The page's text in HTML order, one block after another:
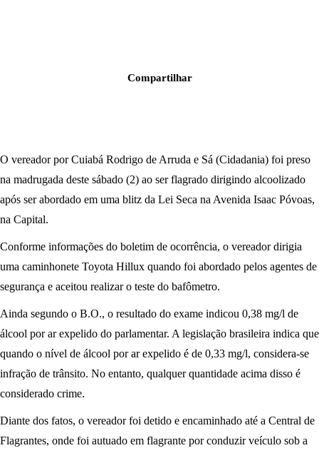
Compartilhar
O vereador por Cuiabá Rodrigo de Arruda e Sá (Cidadania) foi preso
na madrugada deste sábado (2) ao ser flagrado dirigindo alcoolizado
após ser abordado em uma blitz da Lei Seca na Avenida Isaac Póvoas,
na Capital.
Conforme informações do boletim de ocorrência, o vereador dirigia
uma caminhonete Toyota Hillux quando foi abordado pelos agentes de
segurança e aceitou realizar o teste do bafômetro.
Ainda segundo o B.O., o resultado do exame indicou 0,38 mg/l de
álcool por ar expelido do parlamentar. A legislação brasileira indica que
quando o nível de álcool por ar expelido é de 0,33 mg/l, considera-se
infração de trânsito. No entanto, qualquer quantidade acima disso é
considerado crime.
Diante dos fatos, o vereador foi detido e encaminhado até a Central de
Flagrantes, onde foi autuado em flagrante por conduzir veículo sob a